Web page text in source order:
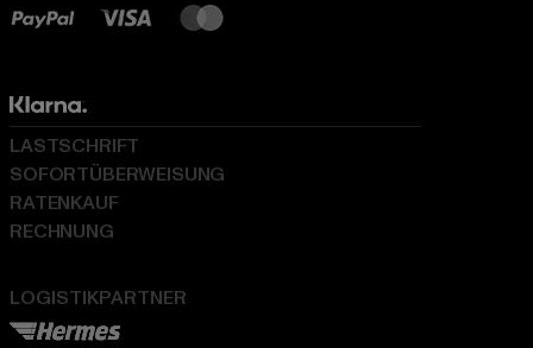
LOGISTIKPARTNER
LASTSCHRIFT
SOFORTÜBERWEISUNG
RATENKAUF
RECHNUNG